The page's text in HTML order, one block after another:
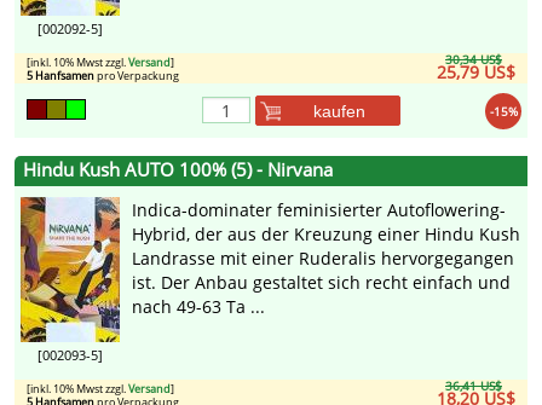
[002092-5]
30,34 US$
25,79 US$
[inkl. 10% Mwst zzgl.Versand]
5 Hanfsamenpro Verpackung
-15%
kaufen
Hindu Kush AUTO 100% (5) - Nirvana
[002093-5]
Indica-dominater feminisierter Autoflowering-
Hybrid, der aus der Kreuzung einer Hindu Kush
Landrasse mit einer Ruderalis hervorgegangen
ist. Der Anbau gestaltet sich recht einfach und
nach 49-63 Ta ...
36,41 US$
18,20 US$
[inkl. 10% Mwst zzgl.Versand]